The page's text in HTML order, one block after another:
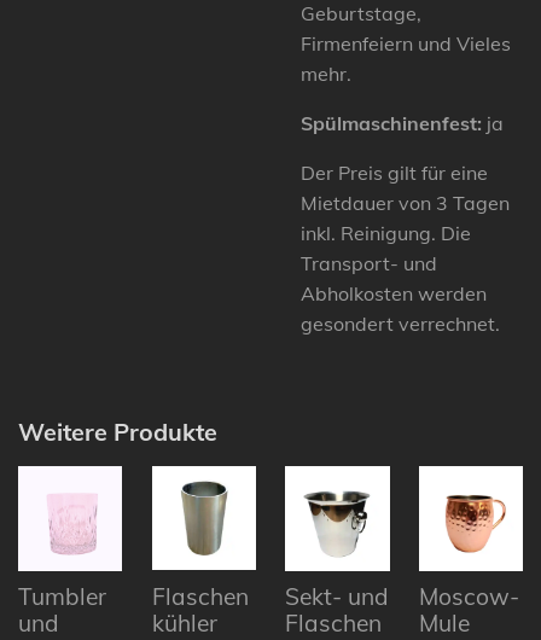
Geburtstage,
Firmenfeiern und Vieles
mehr.
Spülmaschinenfest: ja
Der Preis gilt für eine
Mietdauer von 3 Tagen
inkl. Reinigung. Die
Transport- und
Abholkosten werden
gesondert verrechnet.
Weitere Produkte
Tumbler
und
Flaschen
kühler
Sekt- und
Flaschen
Moscow-
Mule